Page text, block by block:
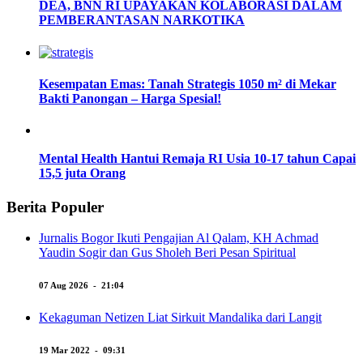
DEA, BNN RI UPAYAKAN KOLABORASI DALAM
PEMBERANTASAN NARKOTIKA
Kesempatan Emas: Tanah Strategis 1050 m² di Mekar
Bakti Panongan – Harga Spesial!
Mental Health Hantui Remaja RI Usia 10-17 tahun Capai
15,5 juta Orang
Berita Populer
Jurnalis Bogor Ikuti Pengajian Al Qalam, KH Achmad
Yaudin Sogir dan Gus Sholeh Beri Pesan Spiritual
07 Aug 2026 - 21:04
Kekaguman Netizen Liat Sirkuit Mandalika dari Langit
19 Mar 2022 - 09:31